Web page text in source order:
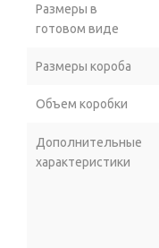
Размеры в
готовом виде
Размеры короба
Объем коробки
Дополнительные
характеристики